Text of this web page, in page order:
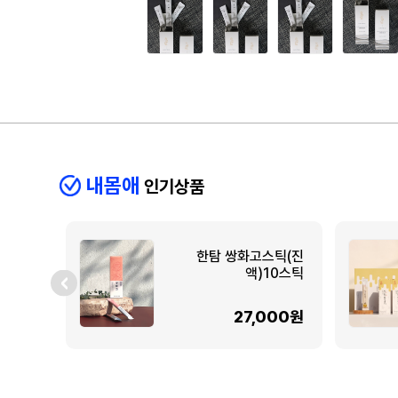
내몸애 인기상품
한탐 쌍화고스틱(진
액)10스틱
27,000원